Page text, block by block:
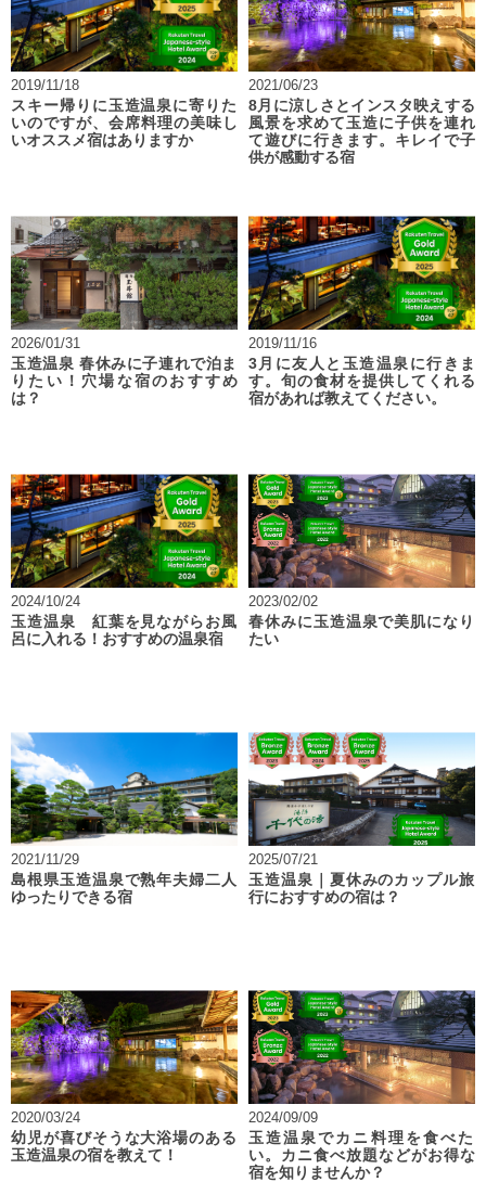
2019/11/18
スキー帰りに玉造温泉に寄りた
いのですが、会席料理の美味し
いオススメ宿はありますか
2021/06/23
8月に涼しさとインスタ映えする
風景を求めて玉造に子供を連れ
て遊びに行きます。キレイで子
供が感動する宿
2026/01/31
玉造温泉 春休みに子連れで泊ま
りたい！穴場な宿のおすすめ
は？
2019/11/16
3月に友人と玉造温泉に行きま
す。旬の食材を提供してくれる
宿があれば教えてください。
2024/10/24
玉造温泉 紅葉を見ながらお風
呂に入れる！おすすめの温泉宿
2023/02/02
春休みに玉造温泉で美肌になり
たい
2021/11/29
島根県玉造温泉で熟年夫婦二人
ゆったりできる宿
2025/07/21
玉造温泉｜夏休みのカップル旅
行におすすめの宿は？
2020/03/24
幼児が喜びそうな大浴場のある
玉造温泉の宿を教えて！
2024/09/09
玉造温泉でカニ料理を食べた
い。カニ食べ放題などがお得な
宿を知りませんか？